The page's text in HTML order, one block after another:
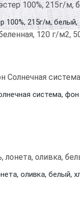
100%, 215г/м, белый,
система, фон
оливка, белый,